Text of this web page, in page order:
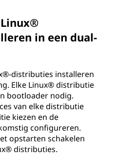
in een dual-
distributies installeren
Elke Linux® distributie
bootloader nodig.
van elke distributie
kiezen en de
configureren.
opstarten schakelen
distributies.